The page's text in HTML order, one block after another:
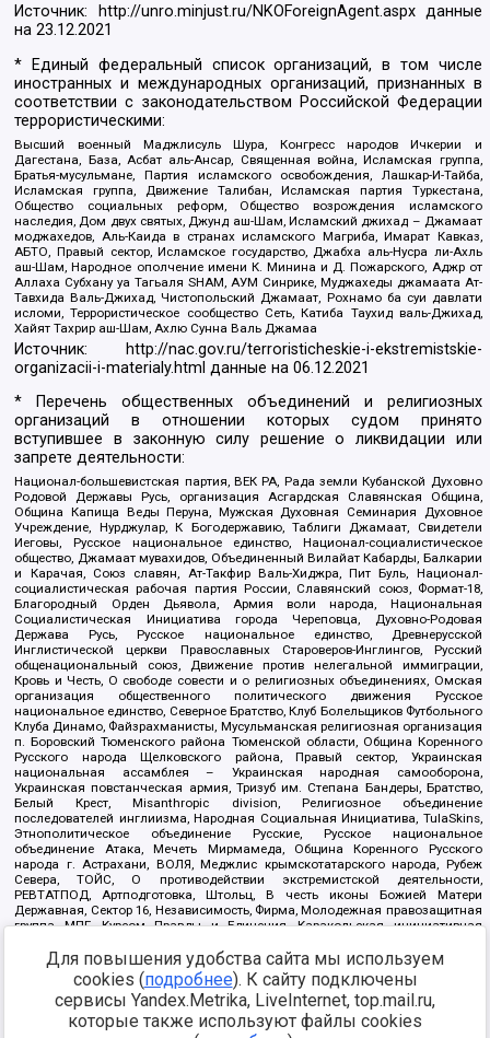
Источник: http://unro.minjust.ru/NKOForeignAgent.aspxданные
на23.12.2021
* Единый федеральный список организаций, в том числе
иностранных и международных организаций, признанных в
соответствии с законодательством Российской Федерации
террористическими:
Высший военный Маджлисуль Шура, Конгресс народов Ичкерии и
Дагестана, База, Асбат аль-Ансар, Священная война, Исламская группа,
Братья-мусульмане, Партия исламского освобождения, Лашкар-И-Тайба,
Исламская группа, Движение Талибан, Исламская партия Туркестана,
Общество социальных реформ, Общество возрождения исламского
наследия, Дом двух святых, Джунд аш-Шам, Исламский джихад – Джамаат
моджахедов, Аль-Каида в странах исламского Магриба, Имарат Кавказ,
АБТО, Правый сектор, Исламское государство, Джабха аль-Нусра ли-Ахль
аш-Шам, Народное ополчение имени К. Минина и Д. Пожарского, Аджр от
Аллаха Субхану уа Тагьаля SHAM, АУМ Синрике, Муджахеды джамаата Ат-
Тавхида Валь-Джихад, Чистопольский Джамаат, Рохнамо ба суи давлати
исломи, Террористическое сообщество Сеть, Катиба Таухид валь-Джихад,
Хайят Тахрир аш-Шам, Ахлю Сунна Валь Джамаа
Источник:
http://nac.gov.ru/terroristicheskie-i-ekstremistskie-
organizacii-i-materialy.html данные на06.12.2021
* Перечень общественных объединений и религиозных
организаций в отношении которых судом принято
вступившее в законную силу решение о ликвидации или
запрете деятельности:
Национал-большевистская партия, ВЕК РА, Рада земли Кубанской Духовно
Родовой Державы Русь, организация Асгардская Славянская Община,
Община Капища Веды Перуна, Мужская Духовная Семинария Духовное
Учреждение, Нурджулар, К Богодержавию, Таблиги Джамаат, Свидетели
Иеговы, Русское национальное единство, Национал-социалистическое
общество, Джамаат мувахидов, Объединенный Вилайат Кабарды, Балкарии
и Карачая, Союз славян, Ат-Такфир Валь-Хиджра, Пит Буль, Национал-
социалистическая рабочая партия России, Славянский союз, Формат-18,
Благородный Орден Дьявола, Армия воли народа, Национальная
Социалистическая Инициатива города Череповца, Духовно-Родовая
Держава Русь, Русское национальное единство, Древнерусской
Инглистической церкви Православных Староверов-Инглингов, Русский
общенациональный союз, Движение против нелегальной иммиграции,
Кровь и Честь, О свободе совести и о религиозных объединениях, Омская
организация общественного политического движения Русское
национальное единство, Северное Братство, Клуб Болельщиков Футбольного
Клуба Динамо, Файзрахманисты, Мусульманская религиозная организация
п. Боровский Тюменского района Тюменской области, Община Коренного
Русского народа Щелковского района, Правый сектор, Украинская
национальная ассамблея – Украинская народная самооборона,
Украинская повстанческая армия, Тризуб им. Степана Бандеры, Братство,
Белый Крест, Misanthropic division, Религиозное объединение
последователей инглиизма, Народная Социальная Инициатива, TulaSkins,
Этнополитическое объединение Русские, Русское национальное
объединение Атака, Мечеть Мирмамеда, Община Коренного Русского
народа г. Астрахани, ВОЛЯ, Меджлис крымскотатарского народа, Рубеж
Севера, ТОЙС, О противодействии экстремистской деятельности,
РЕВТАТПОД, Артподготовка, Штольц, В честь иконы Божией Матери
Державная, Сектор 16, Независимость, Фирма, Молодежная правозащитная
группа МПГ, Курсом Правды и Единения, Каракольская инициативная
Благотворительный пансионат Ак Умут, Русская республика Русь,
Арестантское уголовное единство, Башкорт, Нация и свобода, W.H.С., Фалунь
Дафа, Иртыш Ultras, Русский Патриотический клуб-Новокузнецк/РПК,
Сибирский державный союз, Фонд борьбы с коррупцией, Фонд защиты прав
граждан, Штабы Навального, Совет граждан СССР Прикубанского округа г.
Для повышения удобства сайта мы используем
cookies (подробнее). К сайту подключены
сервисы Yandex.Metrika, LiveInternet, top.mail.ru,
которые также используют файлы cookies